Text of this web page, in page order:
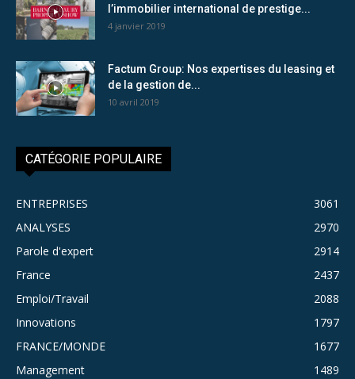
l’immobilier international de prestige...
4 janvier 2019
Factum Group: Nos expertises du leasing et
de la gestion de...
10 avril 2019
CATÉGORIE POPULAIRE
ENTREPRISES
3061
ANALYSES
2970
Parole d'expert
2914
France
2437
Emploi/Travail
2088
Innovations
1797
FRANCE/MONDE
1677
Management
1489